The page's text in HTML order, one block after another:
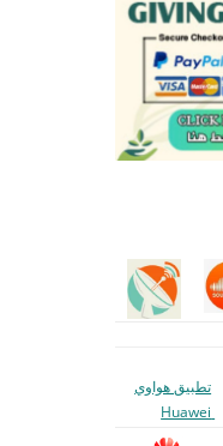
تطبيق هواوي